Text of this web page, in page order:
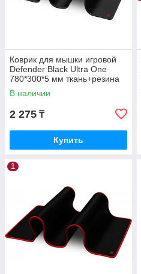
Коврик для мышки игровой
Defender Black Ultra One
780*300*5 мм ткань+резина
50004
В наличии
2 275 ₸
Купить
1